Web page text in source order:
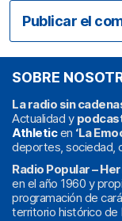
SOBRE
La radio sin
Actualidad y
Athleticen ‘La
deportes, sociedad,
Radio Popular –
en el año 1960 y
programación de
territorio histórico de